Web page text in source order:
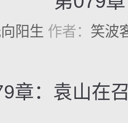
阳生 作者： 笑波
：袁山在